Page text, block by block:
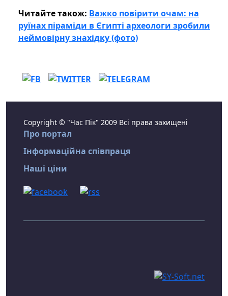
Читайте також: Важко повірити очам: на
руїнах піраміди в Єгипті археологи зробили
неймовірну знахідку (фото)
Copyright © "Час Пік" 2009 Всі права захищені
Про портал
Інформаційна співпраця
Наші ціни